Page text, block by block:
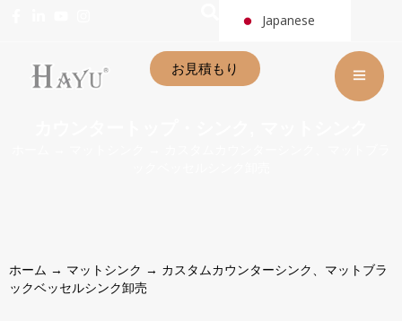
Japanese
お見積もり
ホーム → マットシンク → カスタムカウンターシンク、マットブラ
ックベッセルシンク卸売